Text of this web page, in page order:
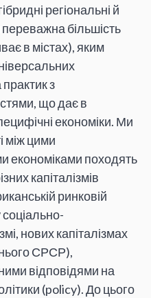
регіональні й
переважна більшість
в містах), яким
з
що дає в
економіки. Ми
між цими
економіками походять
капіталізмів
ринковій
нових капіталізмах
СРСР),
відповідями на
(policy). До цього